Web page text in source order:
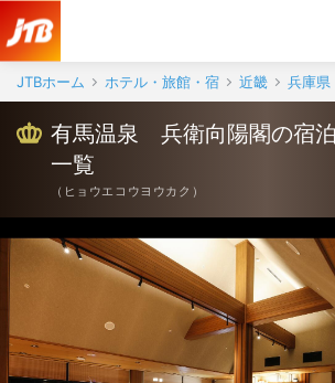
JTBホーム ホテル・旅館・宿 近畿 兵庫県
有馬温泉 兵衛向陽閣の宿
一覧
（ ヒョウエコウヨウカク ）